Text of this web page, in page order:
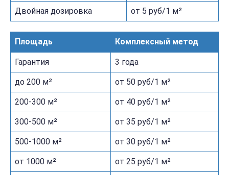
Двойная дозировка от 5 руб/1 м²
Площадь Комплексный метод
Гарантия 3 года
до 200 м² от 50 руб/1 м²
200-300 м² от 40 руб/1 м²
300-500 м² от 35 руб/1 м²
500-1000 м² от 30 руб/1 м²
от 1000 м² от 25 руб/1 м²